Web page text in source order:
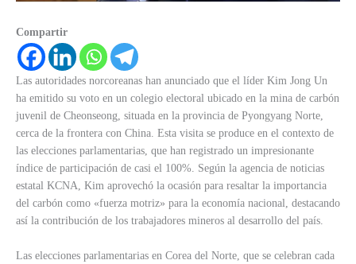
Compartir
Las autoridades norcoreanas han anunciado que el líder Kim Jong Un
ha emitido su voto en un colegio electoral ubicado en la mina de carbón
juvenil de Cheonseong, situada en la provincia de Pyongyang Norte,
cerca de la frontera con China. Esta visita se produce en el contexto de
las elecciones parlamentarias, que han registrado un impresionante
índice de participación de casi el 100%. Según la agencia de noticias
estatal KCNA, Kim aprovechó la ocasión para resaltar la importancia
del carbón como «fuerza motriz» para la economía nacional, destacando
así la contribución de los trabajadores mineros al desarrollo del país.
Las elecciones parlamentarias en Corea del Norte, que se celebran cada